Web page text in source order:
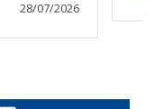
28/07/2026